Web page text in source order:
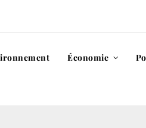
Économie